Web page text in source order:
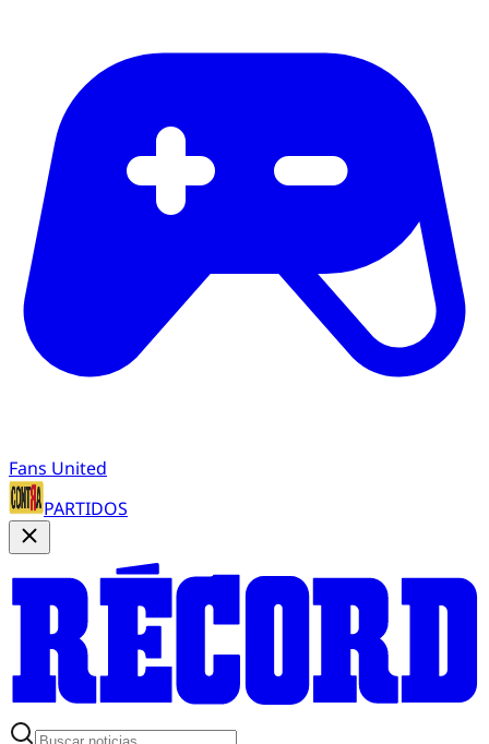
Fans United
PARTIDOS